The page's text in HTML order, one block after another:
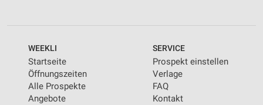
WEEKLI
Startseite
Öffnungszeiten
Alle Prospekte
Angebote
SERVICE
Prospekt einstellen
Verlage
FAQ
Kontakt